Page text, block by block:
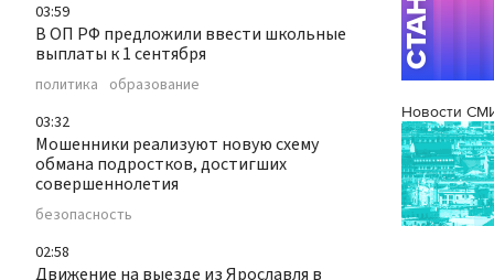
03:59
В ОП РФ предложили ввести школьные
выплаты к 1 сентября
политика образование
03:32
Мошенники реализуют новую схему
обмана подростков, достигших
совершеннолетия
безопасность
02:58
Движение на выезде из Ярославля в
Новости